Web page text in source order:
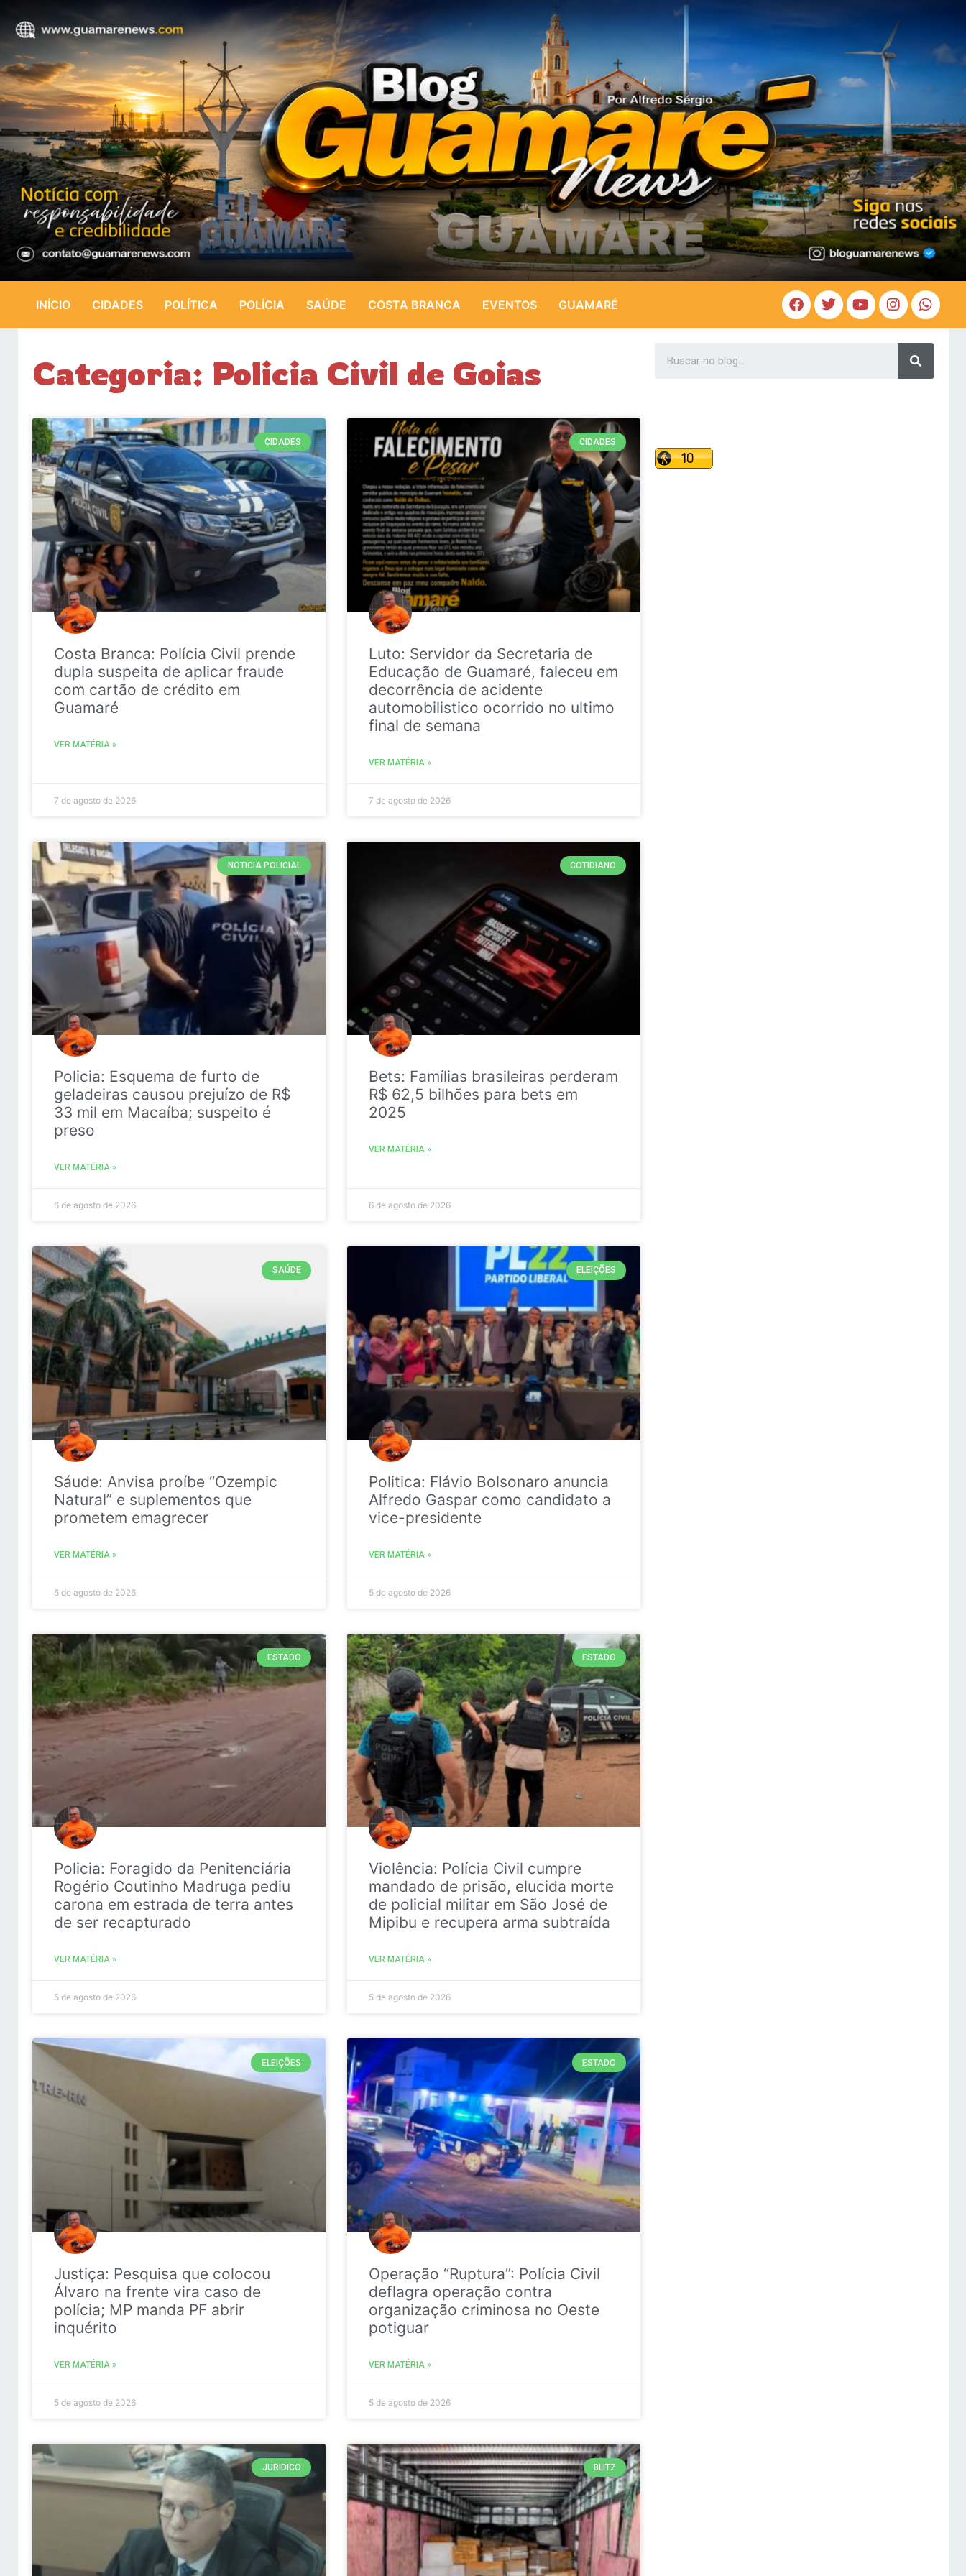
INÍCIO CIDADES POLÍTICA POLÍCIA SAÚDE COSTA BRANCA EVENTOS GUAMARÉ
Categoria: Policia Civil de Goias
CIDADES
Costa Branca: Polícia Civil prende
dupla suspeita de aplicar fraude
com cartão de crédito em
Guamaré
VER MATÉRIA »
7 de agosto de 2026
CIDADES
Luto: Servidor da Secretaria de
Educação de Guamaré, faleceu em
decorrência de acidente
automobilistico ocorrido no ultimo
final de semana
VER MATÉRIA »
7 de agosto de 2026
NOTICIA POLICIAL
Policia: Esquema de furto de
geladeiras causou prejuízo de R$
33 mil em Macaíba; suspeito é
preso
VER MATÉRIA »
6 de agosto de 2026
COTIDIANO
Bets: Famílias brasileiras perderam
R$ 62,5 bilhões para bets em
2025
VER MATÉRIA »
6 de agosto de 2026
SAÚDE
Sáude: Anvisa proíbe “Ozempic
Natural” e suplementos que
prometem emagrecer
VER MATÉRIA »
6 de agosto de 2026
ELEIÇÕES
Politica: Flávio Bolsonaro anuncia
Alfredo Gaspar como candidato a
vice-presidente
VER MATÉRIA »
5 de agosto de 2026
ESTADO
Policia: Foragido da Penitenciária
Rogério Coutinho Madruga pediu
carona em estrada de terra antes
de ser recapturado
VER MATÉRIA »
5 de agosto de 2026
ESTADO
Violência: Polícia Civil cumpre
mandado de prisão, elucida morte
de policial militar em São José de
Mipibu e recupera arma subtraída
VER MATÉRIA »
5 de agosto de 2026
ELEIÇÕES
Justiça: Pesquisa que colocou
Álvaro na frente vira caso de
polícia; MP manda PF abrir
inquérito
VER MATÉRIA »
5 de agosto de 2026
ESTADO
Operação “Ruptura”: Polícia Civil
deflagra operação contra
organização criminosa no Oeste
potiguar
VER MATÉRIA »
5 de agosto de 2026
JURIDICO BLITZ